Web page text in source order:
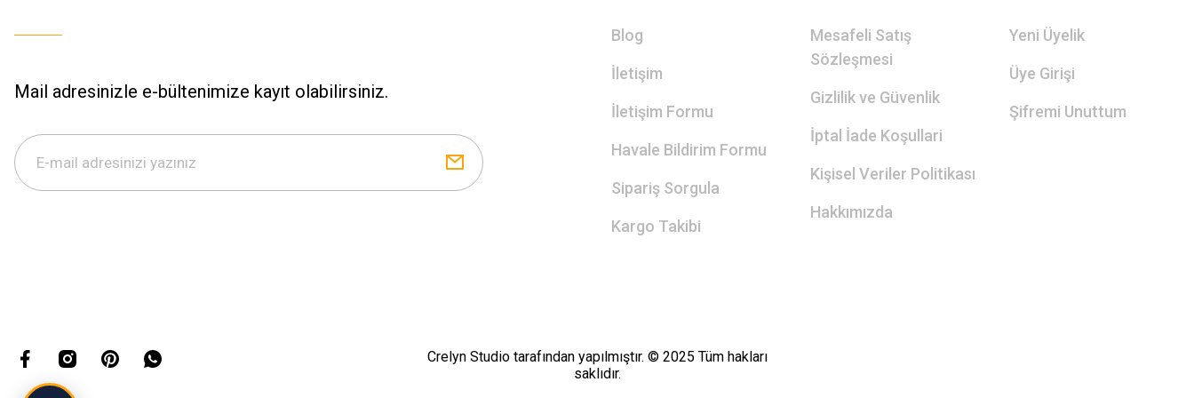
Mail adresinizle e-bültenimize kayıt olabilirsiniz.
Blog
İletişim
İletişim Formu
Havale Bildirim Formu
Sipariş Sorgula
Kargo Takibi
Mesafeli Satış
Sözleşmesi
Gizlilik ve Güvenlik
İptal İade Koşullari
Kişisel Veriler Politikası
Hakkımızda
Yeni Üyelik
Üye Girişi
Şifremi Unuttum
Crelyn Studio tarafından yapılmıştır. © 2025 Tüm hakları
saklıdır.